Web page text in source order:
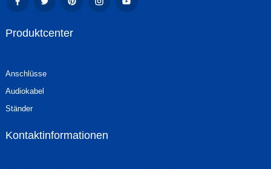
Produktcenter
Anschlüsse
Audiokabel
Ständer
Kontaktinformationen